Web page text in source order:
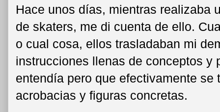
Hace unos días, mientras realizaba
de skaters, me di cuenta de ello.
o cual cosa, ellos trasladaban mi
instrucciones llenas de conceptos y
entendía pero que efectivamente se
acrobacias y figuras concretas.